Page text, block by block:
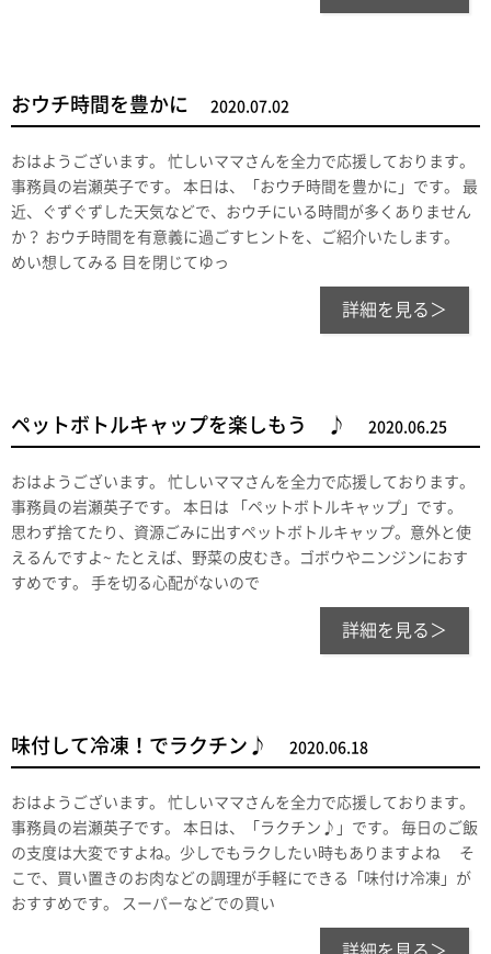
おウチ時間を豊かに 2020.07.02
おはようございます。 忙しいママさんを全力で応援しております。
事務員の岩瀬英子です。 本日は、「おウチ時間を豊かに」です。 最
近、ぐずぐずした天気などで、おウチにいる時間が多くありません
か？ おウチ時間を有意義に過ごすヒントを、ご紹介いたします。
めい想してみる 目を閉じてゆっ
詳細を見る＞
ペットボトルキャップを楽しもう ♪ 2020.06.25
おはようございます。 忙しいママさんを全力で応援しております。
事務員の岩瀬英子です。 本日は 「ペットボトルキャップ」です。
思わず捨てたり、資源ごみに出すペットボトルキャップ。意外と使
えるんですよ~ たとえば、野菜の皮むき。ゴボウやニンジンにおす
すめです。 手を切る心配がないので
詳細を見る＞
味付して冷凍！でラクチン♪ 2020.06.18
おはようございます。 忙しいママさんを全力で応援しております。
事務員の岩瀬英子です。 本日は、「ラクチン♪」です。 毎日のご飯
の支度は大変ですよね。少しでもラクしたい時もありますよね そ
こで、買い置きのお肉などの調理が手軽にできる「味付け冷凍」が
おすすめです。 スーパーなどでの買い